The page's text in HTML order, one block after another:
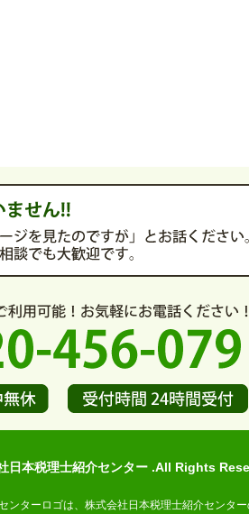
日本税理士紹介センター .All Rights
ンターロゴは、株式会社日本税理士紹介センタ